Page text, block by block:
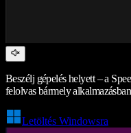
Beszélj gépelés helyett – a
felolvas bármely alkalmazásban
Letöltés Windowsra